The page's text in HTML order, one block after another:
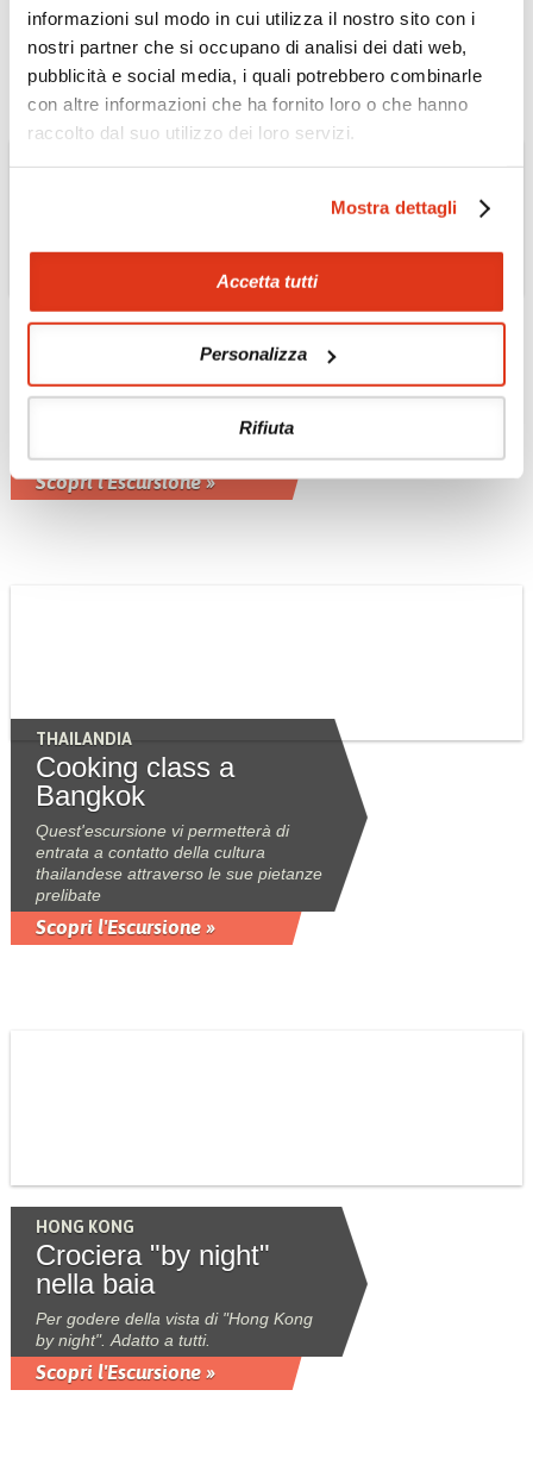
informazioni sul modo in cui utilizza il nostro sito con i
nostri partner che si occupano di analisi dei dati web,
pubblicità e social media, i quali potrebbero combinarle
con altre informazioni che ha fornito loro o che hanno
raccolto dal suo utilizzo dei loro servizi.
Mostra dettagli
Accetta tutti
Personalizza
Rifiuta
Scopri l'Escursione »
GIAPPONE
Città di Tokyo in
Tokyo, al Palazzo Imperiale e
Scopri l'Escursione »
THAILANDIA
Cooking class a
Bangkok
Quest'escursione vi permetterà di
entrata a contatto della cultura
thailandese attraverso le sue pietanze
prelibate
Scopri l'Escursione »
HONG KONG
Crociera "by night"
nella baia
Per godere della vista di "Hong Kong
by night". Adatto a tutti.
Scopri l'Escursione »